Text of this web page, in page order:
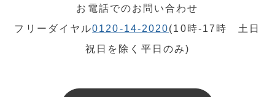
お電話でのお問い合わせ
フリーダイヤル0120-14-2020(10時-17時 土日
祝日を除く平日のみ)